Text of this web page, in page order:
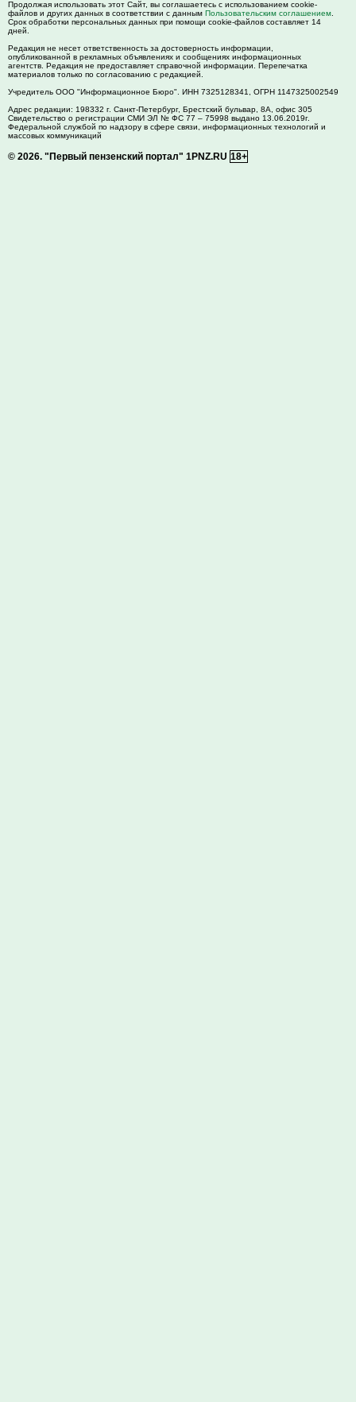
Продолжая использовать этот Сайт, вы соглашаетесь с использованием cookie-
файлов и других данных в соответствии с данным Пользовательским соглашением
Срок обработки персональных данных при помощи cookie-файлов составляет 14
дней.
Редакция не несет ответственность за достоверность информации,
опубликованной в рекламных объявлениях и сообщениях информационных
агентств. Редакция не предоставляет справочной информации. Перепечатка
материалов только по согласованию с редакцией.
Учредитель ООО "Информационное Бюро". ИНН 7325128341, ОГРН 1147325002549
Адрес редакции: 198332 г. Санкт-Петербург, Брестский бульвар, 8А, офис 305
Свидетельство о регистрации СМИ ЭЛ № ФС 77 – 75998 выдано 13.06.2019г.
Федеральной службой по надзору в сфере связи, информационных технологий и
массовых коммуникаций
© 2026. "Первый пензенский портал" 1PNZ.RU 18+